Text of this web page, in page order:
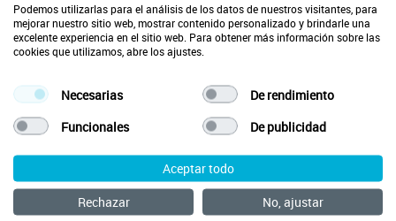
Envía tus ideas
Acerca de SalusOne Enfermería
Podemos utilizarlas para el análisis de los datos de nuestros visitantes, para
mejorar nuestro sitio web, mostrar contenido personalizado y brindarle una
excelente experiencia en el sitio web. Para obtener más información sobre las
cookies que utilizamos, abre los ajustes.
Necesarias
De rendimiento
Funcionales
De publicidad
Aceptar todo
Rechazar
No, ajustar